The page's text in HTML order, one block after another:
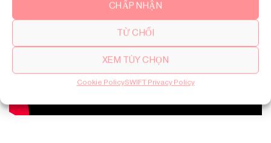
CHẤP NHẬN
TỪ CHỐI
XEM TÙY CHỌN
Cookie PolicySWIFT Privacy Policy